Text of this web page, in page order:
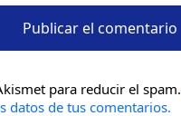
para reducir el spam.
datos de tus comentarios.